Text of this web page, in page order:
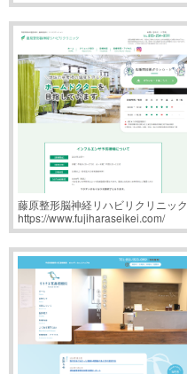
藤原整形脳神経リハビリクリニック
https://www.fujiharaseikei.com/